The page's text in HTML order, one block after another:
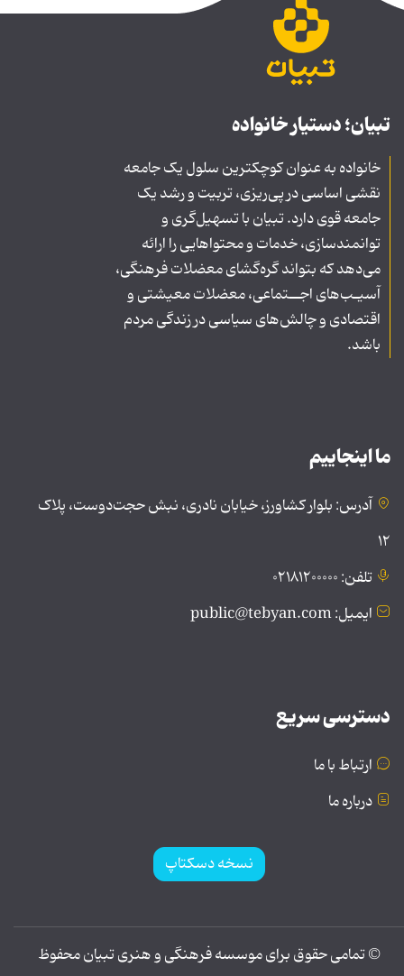
تبیان؛ دستیار خانواده
خانواده به عنوان کوچکترین سلول یک جامعه
نقشی اساسی در پی‌ریزی، تربیت و رشد یک
جامعه قوی دارد. تبیان با تسهیل‌گری و
توانمندسازی، خدمات و محتواهایی را ارائه
می‌دهد که بتواند گره‌گشای معضلات فرهنگی،
آسیـب‌های اجــتماعی، معضلات معیشتی و
اقتصادی و چالش‌های سیاسی در زندگی مردم
باشد.
ما اینجاییم
آدرس: بلوار کشاورز، خیابان نادری، نبش حجت‌دوست، پلاک
۱۲
تلفن: ۰۲۱۸۱۲۰۰۰۰۰
ایمیل: public@tebyan.com
دسترسی سریع
ارتباط با ما
درباره ما
نسخه دسکتاپ
© تمامی حقوق برای موسسه فرهنگی و هنری تبیان محفوظ